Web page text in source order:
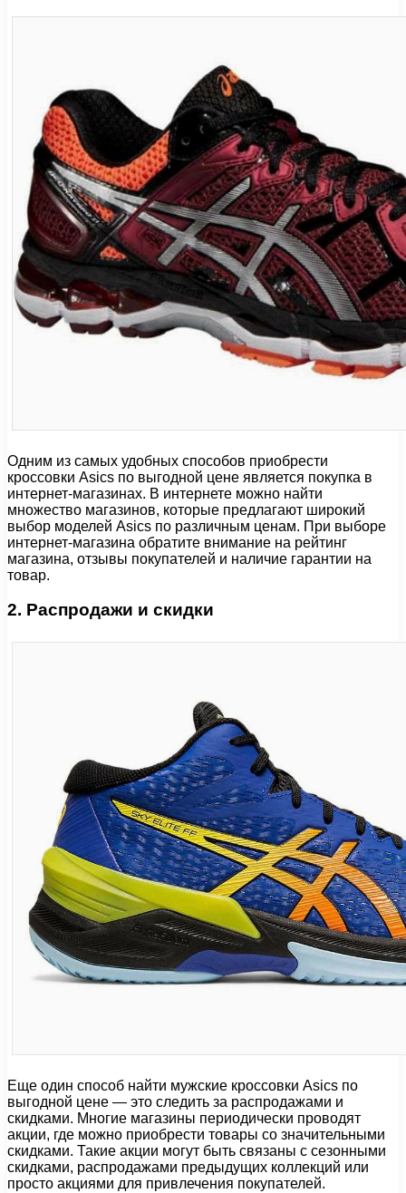
Одним из самых удобных способов приобрести
кроссовки Asics по выгодной цене является покупка в
интернет-магазинах. В интернете можно найти
множество магазинов, которые предлагают широкий
выбор моделей Asics по различным ценам. При выборе
интернет-магазина обратите внимание на рейтинг
магазина, отзывы покупателей и наличие гарантии на
товар.
2. Распродажи и скидки
Еще один способ найти мужские кроссовки Asics по
выгодной цене — это следить за распродажами и
скидками. Многие магазины периодически проводят
акции, где можно приобрести товары со значительными
скидками. Такие акции могут быть связаны с сезонными
скидками, распродажами предыдущих коллекций или
просто акциями для привлечения покупателей.